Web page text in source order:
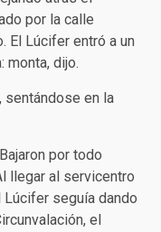
por la calle
El Lúcifer entró a un
monta, dijo.
en la
por todo
llegar al servicentro
Lúcifer seguía dando
el